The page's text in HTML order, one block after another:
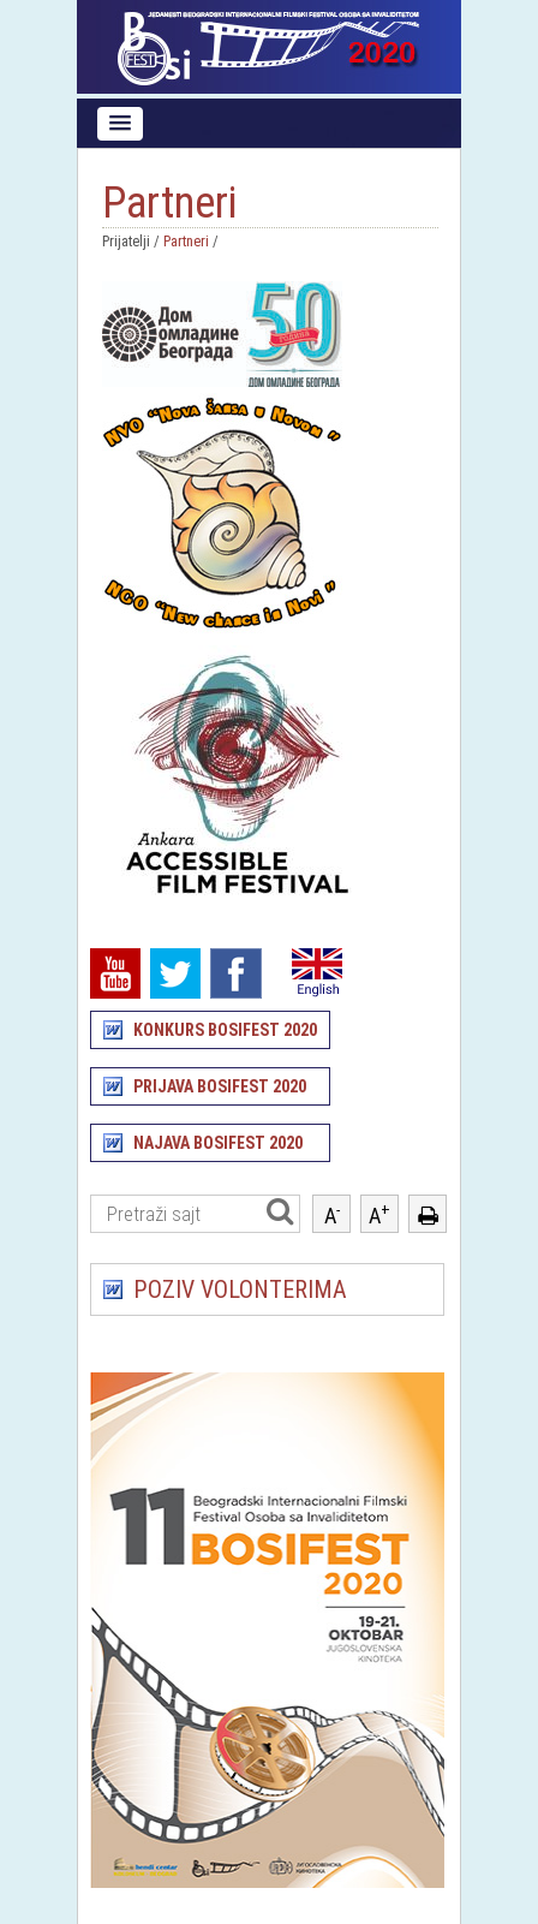
Partneri
Prijatelji / Partneri /
KONKURS BOSIFEST 2020
PRIJAVA BOSIFEST 2020
NAJAVA BOSIFEST 2020
A- A+
POZIV VOLONTERIMA